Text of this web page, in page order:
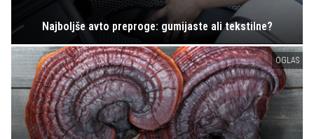
Najboljše avto preproge: gumijaste ali tekstilne?
OGLAS